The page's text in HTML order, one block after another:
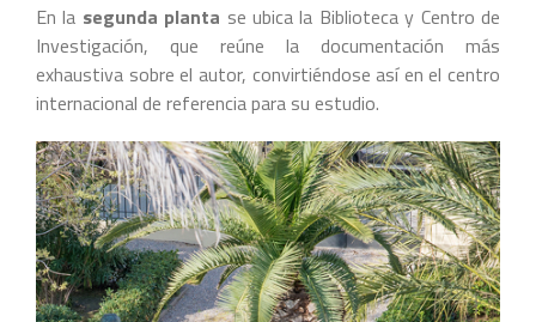
En la segunda planta se ubica la Biblioteca y Centro de
Investigación, que reúne la documentación más
exhaustiva sobre el autor, convirtiéndose así en el centro
internacional de referencia para su estudio.